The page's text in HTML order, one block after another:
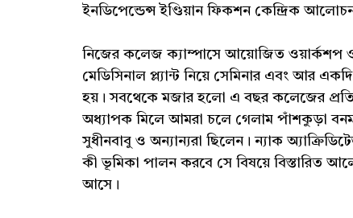
ইনডিপেন্ডেন্স ইণ্ডিয়ান ফিকশন কেন্দ্রিক
নিজের কলেজ ক্যাম্পাসে আয়োজিত ওয়ার্কশপ ও
মেডিসিনাল প্ল্যান্ট নিয়ে সেমিনার এবং আর
হয়। সবথেকে মজার হলো এ বছর কলেজের
অধ্যাপক মিলে আমরা চলে গেলাম পাঁশকুড়া
সুধীনবাবু ও অন্যান্যরা ছিলেন। ন্যাক
কী ভূমিকা পালন করবে সে বিষয়ে বিস্তারিত
আসে।